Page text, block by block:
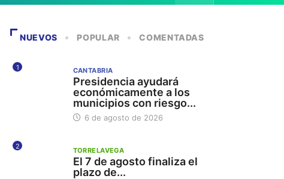
NUEVOS POPULAR COMENTADAS
1 CANTABRIA
Presidencia ayudará
económicamente a los
municipios con riesgo...
6 de agosto de 2026
2 TORRELAVEGA
El 7 de agosto finaliza el
plazo de...